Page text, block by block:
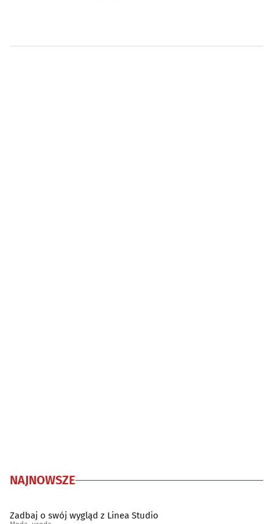
NAJNOWSZE
Zadbaj o swój wygląd z Linea Studio